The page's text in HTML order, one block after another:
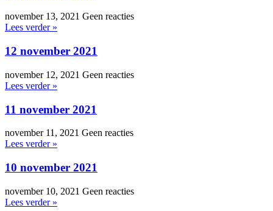
november 13, 2021 Geen reacties
Lees verder »
12 november 2021
november 12, 2021 Geen reacties
Lees verder »
11 november 2021
november 11, 2021 Geen reacties
Lees verder »
10 november 2021
november 10, 2021 Geen reacties
Lees verder »